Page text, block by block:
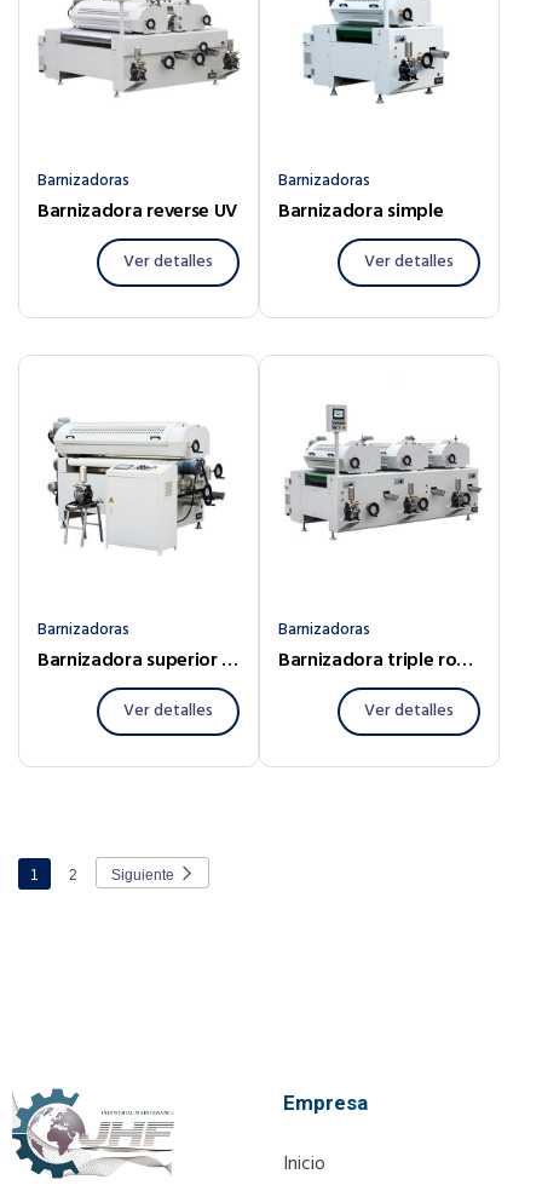
Barnizadoras
Barnizadora reverse UV
Ver detalles
Barnizadoras
Barnizadora simple
Ver detalles
Barnizadoras
Barnizadora superior e inferior MDF
Ver detalles
Barnizadoras
Barnizadora triple rodillo
Ver detalles
1 2 Siguiente
Empresa
Inicio